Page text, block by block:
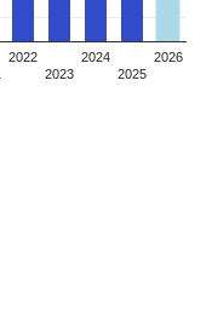
2022
2023
2024
2025
2026